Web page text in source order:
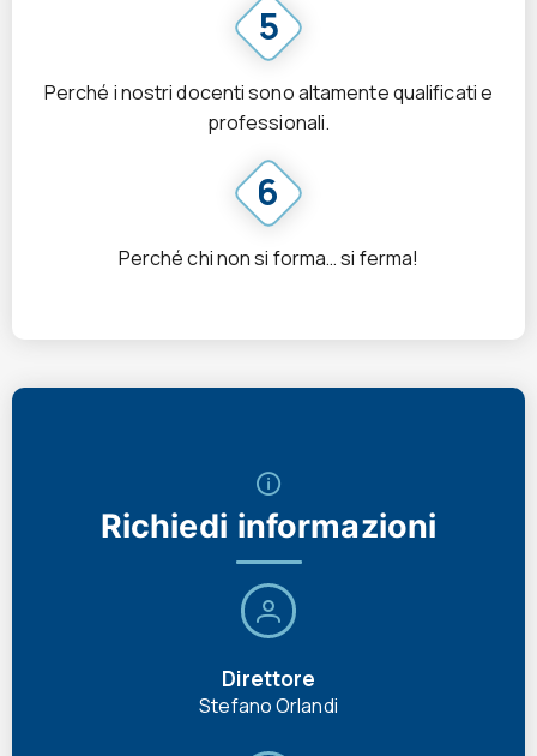
5
Perché i nostri docenti sono altamente qualificati e
professionali.
6
Perché chi non si forma… si ferma!
Richiedi informazioni
Direttore
Stefano Orlandi